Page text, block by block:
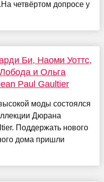
четвёртом допросе у
Би, Наоми Уоттс,
и Ольга
Paul Gaultier
моды состоялся
Дюрана
Поддержать нового
дома пришли